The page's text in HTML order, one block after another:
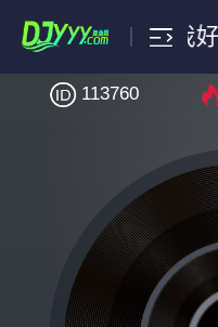
橘子妹-我
113760